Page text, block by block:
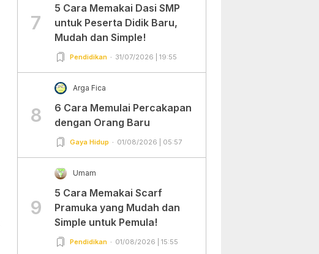
7
5 Cara Memakai Dasi SMP
untuk Peserta Didik Baru,
Mudah dan Simple!
Pendidikan 31/07/2026 | 19:55
8
Arga Fica
6 Cara Memulai Percakapan
dengan Orang Baru
Gaya Hidup 01/08/2026 | 05:57
9
Umam
5 Cara Memakai Scarf
Pramuka yang Mudah dan
Simple untuk Pemula!
Pendidikan 01/08/2026 | 15:55